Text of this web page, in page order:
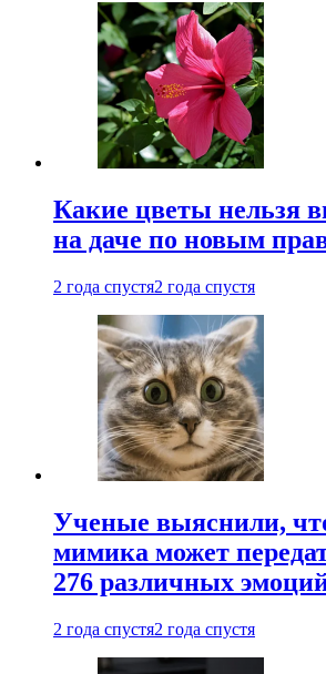
Какие цветы нельзя
на даче по новым
2 года спустя2 года спустя
Ученые выяснили,
мимика может
276 различных
2 года спустя2 года спустя